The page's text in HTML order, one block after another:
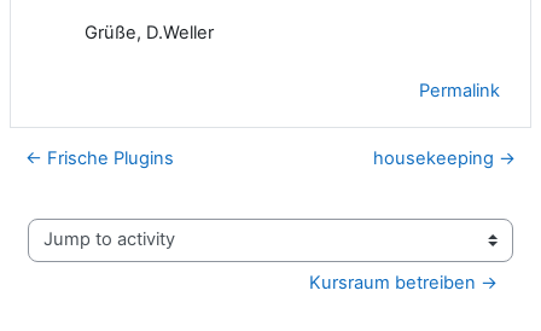
Grüße, D.Weller
Permalink
← Frische Plugins housekeeping →
Jump to activity
Kursraum betreiben →